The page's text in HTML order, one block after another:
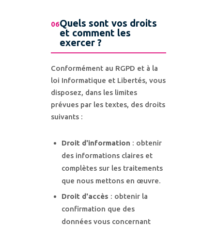
06Quels sont vos droits
et comment les
exercer ?
Conformément au RGPD et à la
loi Informatique et Libertés, vous
disposez, dans les limites
prévues par les textes, des droits
suivants :
Droit d'information : obtenir
des informations claires et
complètes sur les traitements
que nous mettons en œuvre.
Droit d'accès : obtenir la
confirmation que des
données vous concernant